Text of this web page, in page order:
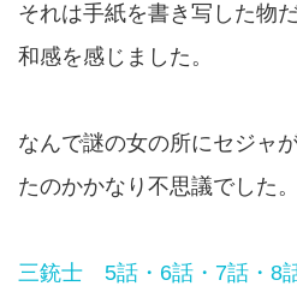
それは手紙を書き写した物
和感を感じました。
なんで謎の女の所にセジャ
たのかかなり不思議でした。
三銃士 5話・6話・7話・8